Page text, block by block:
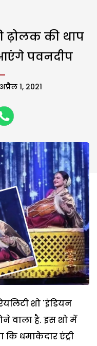
ढ़ोलक की थाप
पवनदीप
अप्रैल 1, 2021
शो 'इंडियन
वाला है. इस शो में
कि धमाकेदार एंट्री